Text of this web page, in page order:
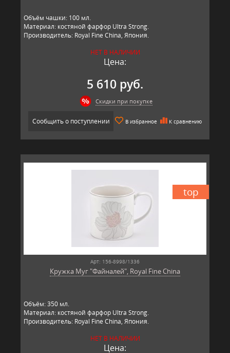
Объём чашки: 100 мл.
Материал: костяной фарфор Ultra Strong.
Производитель: Royal Fine China, Япония.
НЕТ В НАЛИЧИИ
Цена:
5 610 руб.
Скидки при покупке
Сообщить о поступлении В избранное К сравнению
top
Арт: 156-8998/1336
Кружка Муг "Файналей", Royal Fine China
Объём: 350 мл.
Материал: костяной фарфор Ultra Strong.
Производитель: Royal Fine China, Япония.
НЕТ В НАЛИЧИИ
Цена: